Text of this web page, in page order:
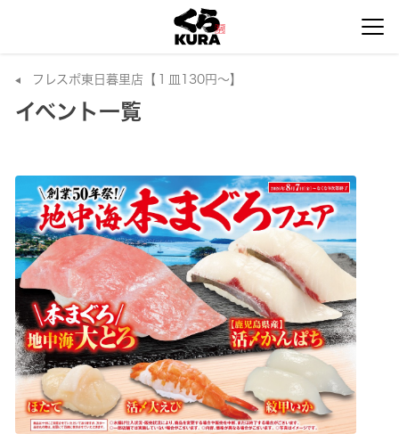
フレスポ東日暮里店【１皿130円～】
イベント一覧